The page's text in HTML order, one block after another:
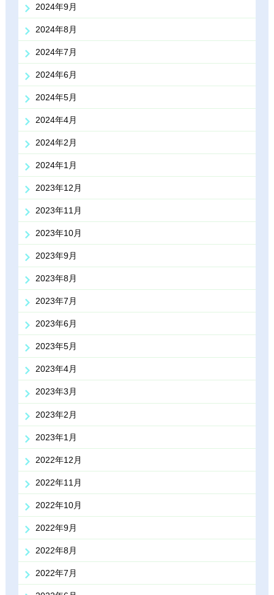
2024年9月
2024年8月
2024年7月
2024年6月
2024年5月
2024年4月
2024年2月
2024年1月
2023年12月
2023年11月
2023年10月
2023年9月
2023年8月
2023年7月
2023年6月
2023年5月
2023年4月
2023年3月
2023年2月
2023年1月
2022年12月
2022年11月
2022年10月
2022年9月
2022年8月
2022年7月